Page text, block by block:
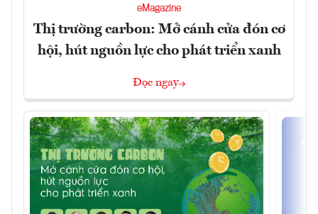
eMagazine
Thị trường carbon: Mở cánh cửa đón cơ
hội, hút nguồn lực cho phát triển xanh
Đọc ngay